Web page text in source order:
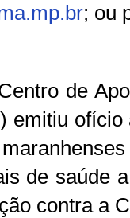
; ou
de
emitiu
de saúde
contra a